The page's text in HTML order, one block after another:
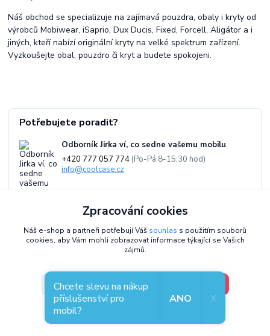
Potřebujete poradit?
Odborník Jirka ví, co sedne vašemu mobilu
+420 777 057 774 (Po-Pá 8-15:30 hod)
info@coolcase.cz
Náš obchod se specializuje na zajímavá pouzdra, obaly i kryty od
výrobců Mobiwear, iSaprio, Dux Ducis, Fixed, Forcell, Aligátor a i
jiných, kteří nabízí originální kryty na velké spektrum zařízení.
Vyzkoušejte obal, pouzdro či kryt a budete spokojeni.
Coolcase - Pouzdra, obaly a kryty, kterým
Jirka a Pavel 10 let
vybíráme ty nejlepší pouzdra,
obaly a kryty pro vaše telefony.Pečlivě volíme příslušenství pro
, které spojujestyl, odolnost a praktičnost . Jsme
exkluzivní distributor Mobiwear v Česku
a kromě e-shopu máme i
Zpracování cookies
Náš e-shop a partneři potřebují Váš souhlas s použitím souborů
cookies, aby Vám mohli zobrazovat informace týkající se Vašich
zájmů.
Nastavení V pořádku, jdu si vybrat
Souhlas můžete odmítnout
Chcete slevu na nákup
příslušenství pro
mobil?
ANO X